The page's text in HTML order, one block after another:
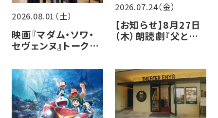
2026.08.01（土）
映画『マダム・ソワ・
セヴェンヌ』トークイ
2026.07.24（金）
【お知らせ】8月27日
（木）朗読劇『父と暮